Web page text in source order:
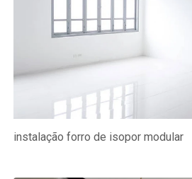
instalação forro de isopor modular